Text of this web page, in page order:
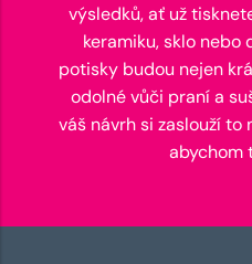
výsledků, ať už
keramiku, sklo nebo
potisky budou nejen
odolné vůči praní a
váš návrh si zaslouží
abychom